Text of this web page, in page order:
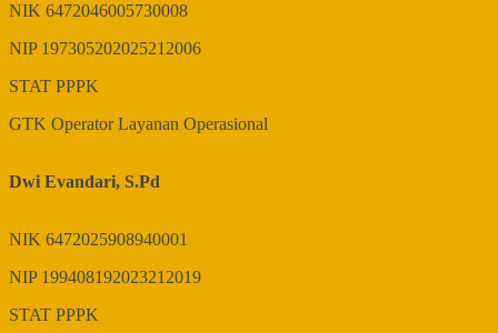
NIK 6472046005730008
NIP 197305202025212006
STAT PPPK
GTK Operator Layanan Operasional
Dwi Evandari, S.Pd
NIK 6472025908940001
NIP 199408192023212019
STAT PPPK